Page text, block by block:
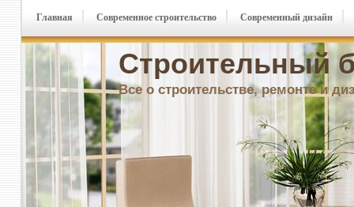
Строительный
Все о строительстве, ремонте и
Главная Современное строительство Современный дизайн